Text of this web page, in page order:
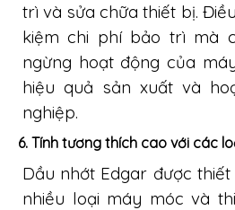
trì và sửa chữa thiết bị.
kiệm chi phí bảo trì mà
ngừng hoạt động của
hiệu quả sản xuất và
nghiệp.
6. Tính tương thích cao với các
Dầu nhớt Edgar được
nhiều loại máy móc và